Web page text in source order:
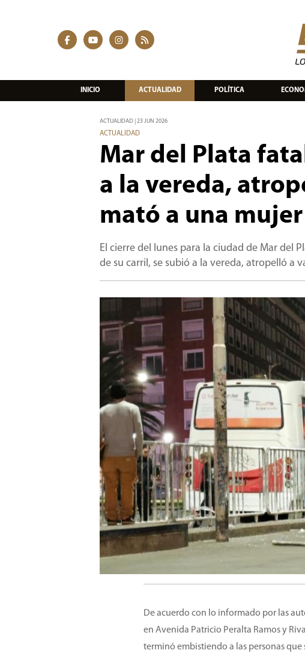
INICIO ACTUALIDAD POLÍTICA
ACTUALIDAD | 23 JUN 2026
ACTUALIDAD
Mar del Plata
a la vereda,
mató a una mujer
El cierre del lunes para la ciudad de Mar del
de su carril, se subió a la vereda, atropelló a
De acuerdo con lo informado por las
en Avenida Patricio Peralta Ramos y
terminó embistiendo a las personas